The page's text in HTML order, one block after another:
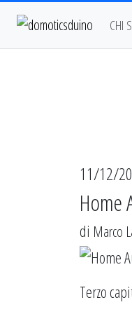
CHI
11/12/
Home
di Marco
Terzo